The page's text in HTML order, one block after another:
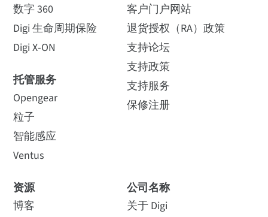
数字 360
Digi 生命周期保险
Digi X-ON
托管服务
Opengear
粒子
智能感应
Ventus
客户门户网站
退货授权（RA）政策
支持论坛
支持政策
支持服务
保修注册
资源
博客
公司名称
关于 Digi